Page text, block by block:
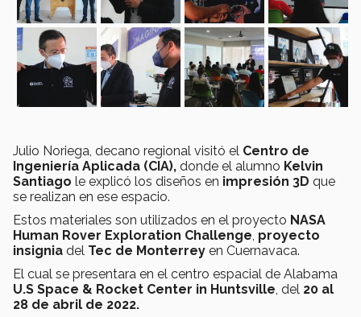
Julio Noriega, decano regional visitó el Centro de
Ingeniería Aplicada (CIA), donde el alumno Kelvin
Santiago le explicó los diseños en impresión 3D que
se realizan en ese espacio.
Estos materiales son utilizados en el proyecto NASA
Human Rover Exploration Challenge proyecto
insignia del Tec de Monterrey en Cuernavaca.
El cual se presentara en el centro espacial de Alabama
U.S Space & Rocket Center in Huntsville , del 20 al
28 de abril de 2022.